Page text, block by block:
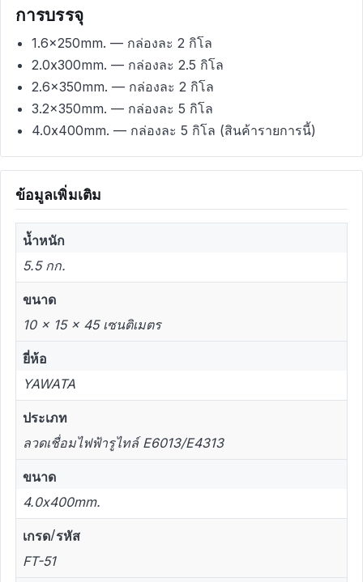
การบรรจุ
1.6x250mm. — กล่องละ 2 กิโล
2.0x300mm. — กล่องละ 2.5 กิโล
2.6x350mm. — กล่องละ 2 กิโล
3.2x350mm. — กล่องละ 5 กิโล
4.0x400mm. — กล่องละ 5 กิโล (สินค้ารายการนี้)
ข้อมูลเพิ่มเติม
น้ำหนัก
5.5 กก.
ขนาด
10 × 15 × 45 เซนติเมตร
ยี่ห้อ
YAWATA
ประเภท
ลวดเชื่อมไฟฟ้ารูไทล์ E6013/E4313
ขนาด
4.0x400mm.
เกรด/รหัส
FT-51